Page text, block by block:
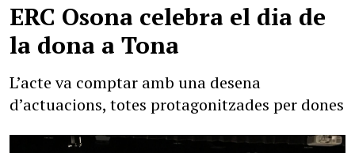
ERC Osona celebra el dia de
la dona a Tona
L’acte va comptar amb una desena
d’actuacions, totes protagonitzades per dones